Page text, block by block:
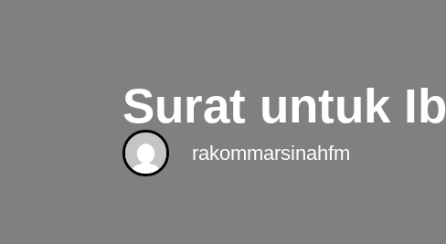
Surat untuk
rakommarsinahfm